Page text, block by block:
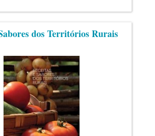
dos Territórios Rurais